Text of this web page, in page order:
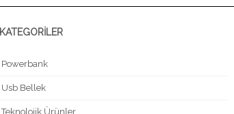
KATEGORİLER
Powerbank
Usb Bellek
Teknolojik Ürünler